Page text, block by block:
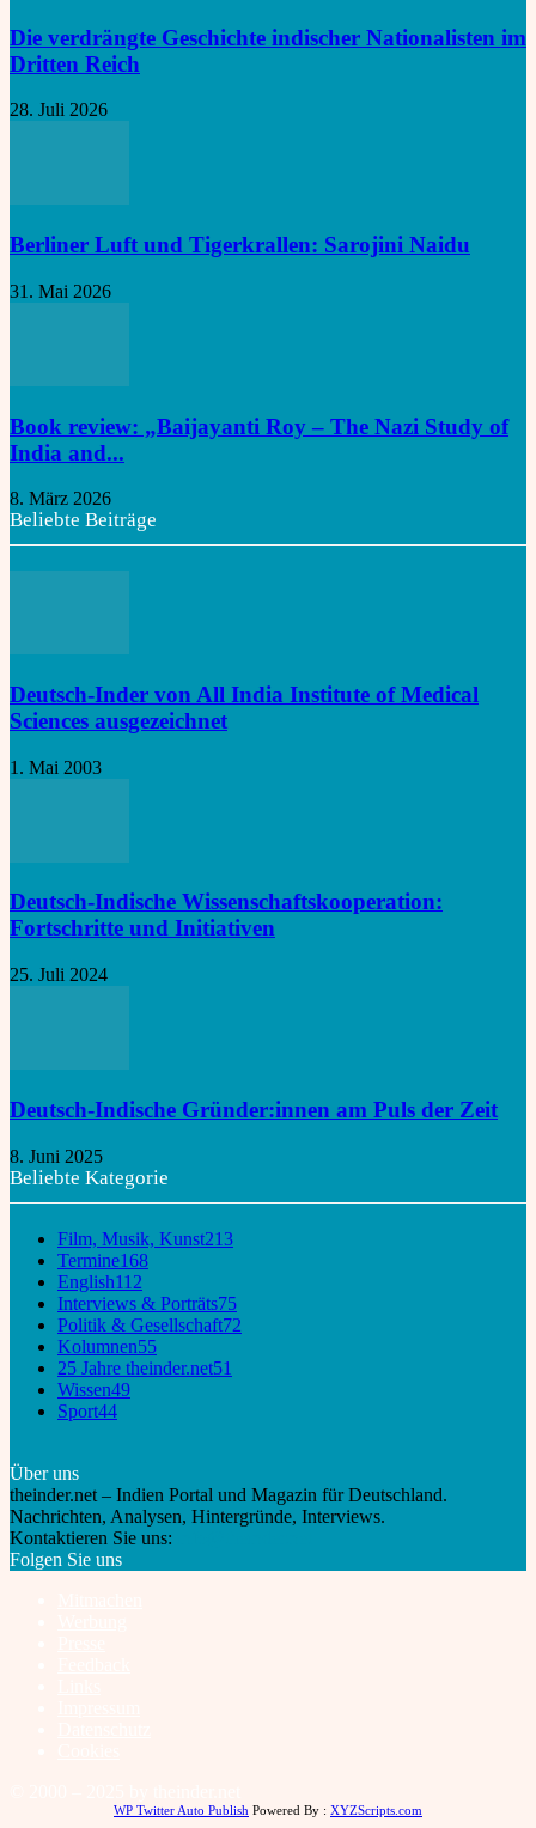
Die verdrängte Geschichte indischer Nationalisten im
Dritten Reich
28. Juli 2026
Berliner Luft und Tigerkrallen: Sarojini Naidu
31. Mai 2026
Book review: „Baijayanti Roy – The Nazi Study of
India and...
8. März 2026
Beliebte Beiträge
Deutsch-Inder von All India Institute of Medical
Sciences ausgezeichnet
1. Mai 2003
Deutsch-Indische Wissenschaftskooperation:
Fortschritte und Initiativen
25. Juli 2024
Deutsch-Indische Gründer:innen am Puls der Zeit
8. Juni 2025
Beliebte Kategorie
Film, Musik, Kunst213
Termine168
English112
Interviews & Porträts75
Politik & Gesellschaft72
Kolumnen55
25 Jahre theinder.net51
Wissen49
Sport44
Über uns
theinder.net – Indien Portal und Magazin für Deutschland.
Nachrichten, Analysen, Hintergründe, Interviews.
Kontaktieren Sie uns:
Folgen Sie uns
WP Twitter Auto Publish Powered By : XYZScripts.com